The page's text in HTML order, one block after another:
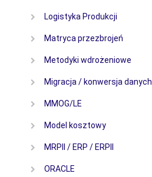
Logistyka Produkcji
Matryca przezbrojeń
Metodyki wdrożeniowe
Migracja / konwersja danych
MMOG/LE
Model kosztowy
MRPII / ERP / ERPII
ORACLE